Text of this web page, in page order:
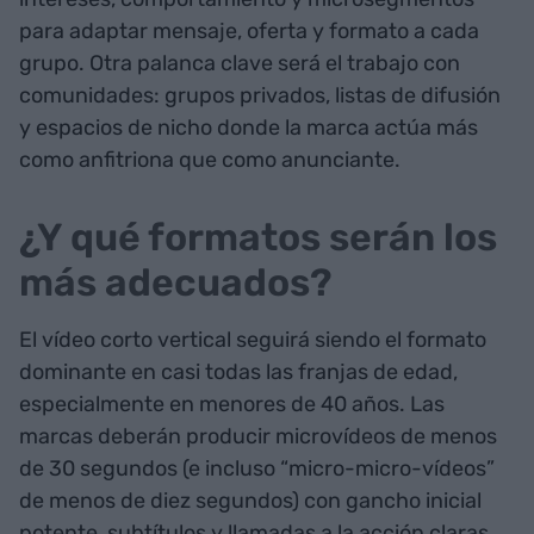
para adaptar mensaje, oferta y formato a cada
grupo. Otra palanca clave será el trabajo con
comunidades: grupos privados, listas de difusión
y espacios de nicho donde la marca actúa más
como anfitriona que como anunciante.
¿Y qué formatos serán los
más adecuados?
El vídeo corto vertical seguirá siendo el formato
dominante en casi todas las franjas de edad,
especialmente en menores de 40 años. Las
marcas deberán producir microvídeos de menos
de 30 segundos (e incluso “micro-micro-vídeos”
de menos de diez segundos) con gancho inicial